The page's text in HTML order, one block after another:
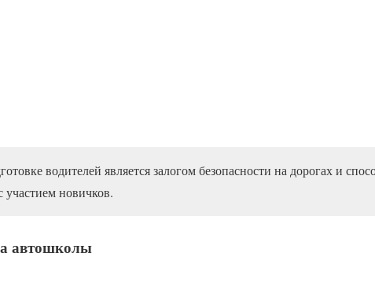
водителей является залогом безопасности на дорогах и
новичков.
автошколы